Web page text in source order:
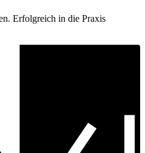
Erfolgreich in die Praxis